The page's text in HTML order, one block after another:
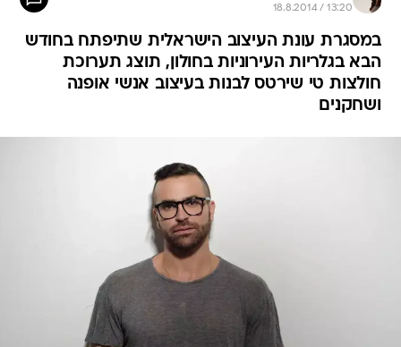
18.8.2014 / 13:20
במסגרת עונת העיצוב הישראלית שתיפתח בחודש
הבא בגלריות העירוניות בחולון, תוצג תערוכת
חולצות טי שירטס לבנות בעיצוב אנשי אופנה
ושחקנים